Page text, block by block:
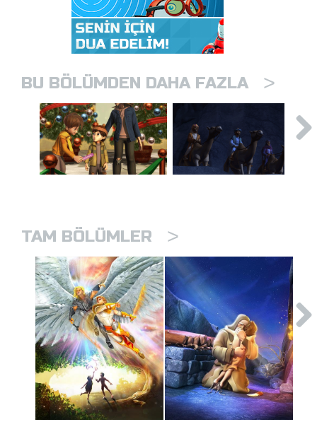
BU BÖLÜMDEN DAHA FAZLA >
TAM BÖLÜMLER >